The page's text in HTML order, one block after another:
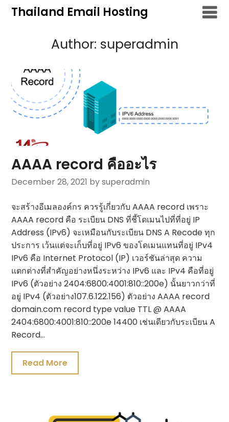
SkipThailand Email Hosting
Author: superadmin
AAAA record คืออะไร
December 28, 2021 by superadmin
จะสร้างอีเมลองค์กร ควรรู้เกี่ยวกับ AAAA record เพราะ
AAAA record คือ ระเบียน DNS ที่ชี้โดเมนไปที่ที่อยู่ IP
Address (IPv6) จะเหมือนกับระเบียน DNS A Recode ทุก
ประการ เว้นแต่จะเก็บที่อยู่ IPv6 ของโดเมนแทนที่อยู่ IPv4
IPv6 คือ Internet Protocol (IP) เวอร์ชันล่าสุด ความ
แตกต่างที่สำคัญอย่างหนึ่งระหว่าง IPv6 และ IPv4 คือที่อยู่
IPv6 (ตัวอย่าง 2404:6800:4001:810::200e) นั้นยาวกว่าที่
อยู่ IPv4 (ตัวอย่าง107.6.122.156) ตัวอย่าง AAAA record
domain.com record type value TTL @ AAAA
2404:6800:4001:810::200e 14400 เช่นเดียวกับระเบียน A
Record…
Read More